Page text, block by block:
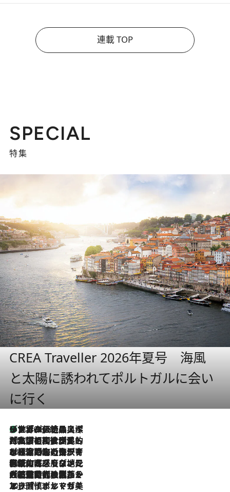
連載 TOP
SPECIAL
特集
CREA Traveller 2026年夏号 海風
と太陽に誘われてポルトガルに会い
に行く
2026.8.8
リスボンの絶品スイーツ「パステル・デ・ナタ」とは？ポルトガル伝統の奥深い世界へ
2026.7.27
「私の祖国はポルトガル語です」国民的詩人フェルナンド・ペソアと、彼が愛した文学の街を歩く
2026.7.26
ポルトガル近海が育む極上の海の幸。キリリと冷えた白ワインと愉しむ、シーフード専門店の贅沢
2026.7.22
伝統の味をモダンに昇華。高感度な地元客が集う、リスボンの最旬ガストロノミー
2026.7.21
大航海時代の栄華から、震災、独裁、そして革命へ。ポルトガル・首都リスボンの石畳に刻まれた「歴史の光と影」
2026.7.13
エッセイ・ヤマザキマリ「慎ましくも美しき国 ポルトガル」